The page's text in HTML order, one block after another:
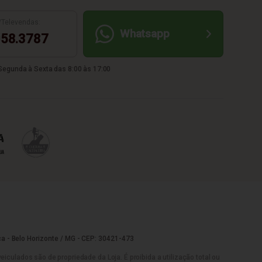
Whatsapp
à Sexta das 8:00 às 17:00
- Belo Horizonte / MG - CEP: 30421-473